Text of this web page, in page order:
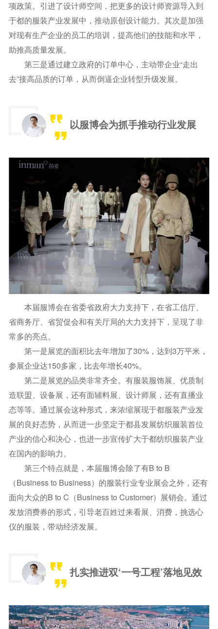
项政策。引进了设计师空间，把更多的设计师资源导入到
于都的服装产业发展中，推动原创设计能力。其次是加强
对现有生产企业的员工的培训，提高他们的技能和水平，
助推高质量发展。
第三是通过建立政府的订单中心，主动带企业“走出
去”接高品质的订单，从而倒逼企业转型升级发展。
以服博会为抓手推动行业发展
本届服博会在省委省政府大力支持下，在省工信厅、
省商务厅、省贸促会和有关厅局的大力支持下，呈现了非
常多的亮点。
第一是展览的面积比去年增加了30%，达到3万平米，
参展企业达150多家，比去年增长40%。
第二是展览的品类非常齐全。有服装服饰展、优质制
造联盟、设备展，还有面辅料展、设计师展，还有直播业
态等等。通过展会这种形式，来浓缩展现于都服装产业发
展的良好态势，从而进一步坚定于都县发展纺织服装首位
产业的信心和决心，也进一步宣传扩大于都纺织服装产业
在国内的影响力。
第三个特点就是，本届服博会除了有B to B
（Business to Business）的服装行业专业展会之外，还有
面向大众的B to C（Business to Customer）展销会。通过
发放消费券的形式，引导老百姓过来看展、消费，挑选心
仪的服装，带动经济发展。
扎实推进双‘一号工程’落地见效